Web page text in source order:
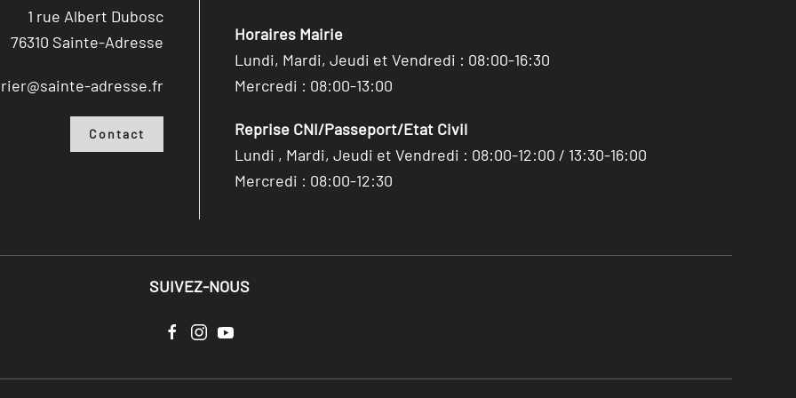
1 rue Albert Dubosc
76310 Sainte-Adresse
adresse.fr
Contact
Horaires Mairie
Lundi, Mardi, Jeudi et Vendredi : 08:00-16:30
Mercredi : 08:00-13:00
Reprise CNI/Passeport/Etat Civil
Lundi , Mardi, Jeudi et Vendredi : 08:00-12:00 / 13:30-16:00
Mercredi : 08:00-12:30
SUIVEZ-NOUS